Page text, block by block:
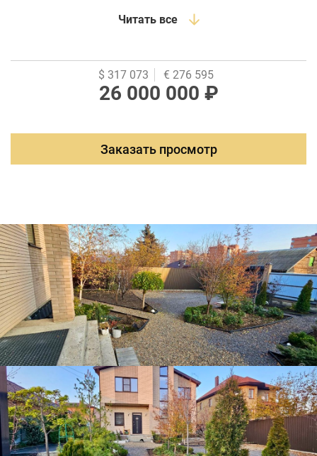
детские комнаты и ванная комната, а также есть
необходимая мебель и бытовая техника. Напольные
покрытия - плитка и ламинат, стены оклеены обоями.
На первом этаже и в санузлах проложена система
"тёплого пола". Кухонный гарнитур с большой рабочей
высажены плодовые и декоративные деревья и цветы.
Также имеется въезд на 6 автомобилей. За домом
остановка общественного транспорта, супермаркет
Магнит, аптека, пвз, Соловьинная роща, конный клуб.
Читать все
$ 317 073 € 276 595
26 000 000 ₽
Заказать просмотр